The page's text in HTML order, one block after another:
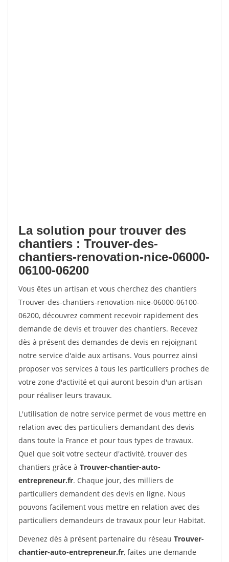
La solution pour trouver des
chantiers : Trouver-des-
chantiers-renovation-nice-06000-
06100-06200
Vous êtes un artisan et vous cherchez des chantiers
Trouver-des-chantiers-renovation-nice-06000-06100-
06200, découvrez comment recevoir rapidement des
demande de devis et trouver des chantiers. Recevez
dès à présent des demandes de devis en rejoignant
notre service d'aide aux artisans. Vous pourrez ainsi
proposer vos services à tous les particuliers proches de
votre zone d'activité et qui auront besoin d'un artisan
pour réaliser leurs travaux.
L'utilisation de notre service permet de vous mettre en
relation avec des particuliers demandant des devis
dans toute la France et pour tous types de travaux.
Quel que soit votre secteur d'activité, trouver des
chantiers grâce à Trouver-chantier-auto-
entrepreneur.fr. Chaque jour, des milliers de
particuliers demandent des devis en ligne. Nous
pouvons facilement vous mettre en relation avec des
particuliers demandeurs de travaux pour leur Habitat.
Devenez dès à présent partenaire du réseau Trouver-
chantier-auto-entrepreneur.fr, faites une demande